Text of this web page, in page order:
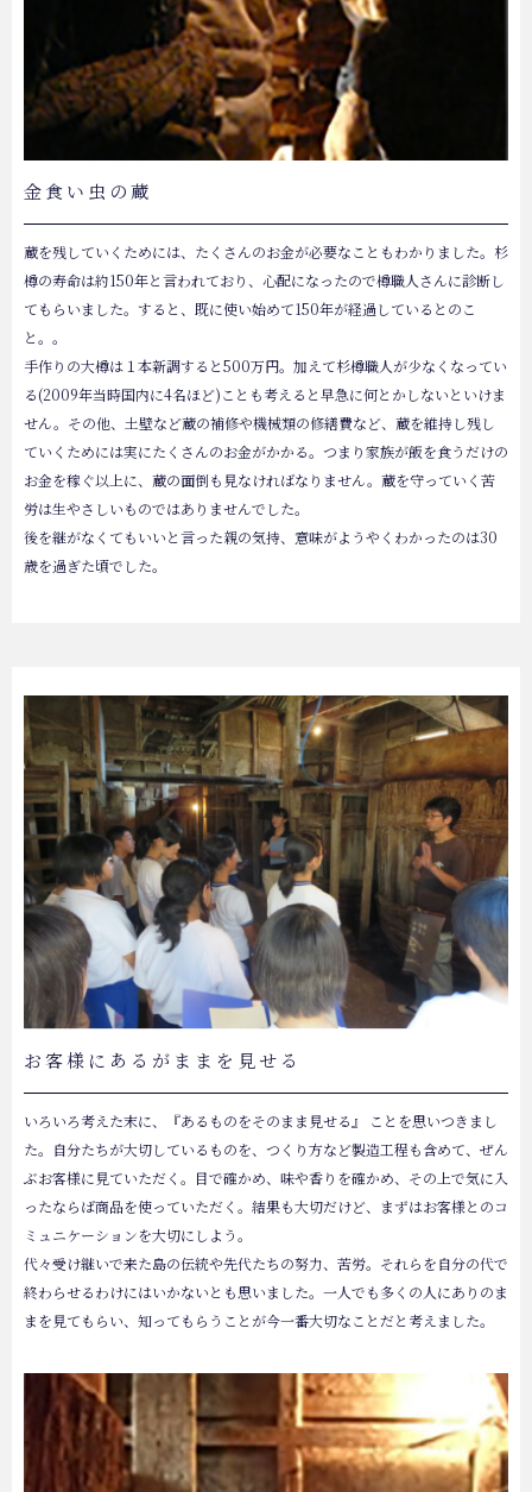
金食い虫の蔵
蔵を残していくためには、たくさんのお金が必要なこともわかりました。杉
樽の寿命は約150年と言われており、心配になったので樽職人さんに診断し
てもらいました。すると、既に使い始めて150年が経過しているとのこ
と。。
手作りの大樽は１本新調すると500万円。加えて杉樽職人が少なくなってい
る(2009年当時国内に4名ほど)ことも考えると早急に何とかしないといけま
せん。その他、土壁など蔵の補修や機械類の修繕費など、蔵を維持し残し
ていくためには実にたくさんのお金がかかる。つまり家族が飯を食うだけの
お金を稼ぐ以上に、蔵の面倒も見なければなりません。蔵を守っていく苦
労は生やさしいものではありませんでした。
後を継がなくてもいいと言った親の気持、意味がようやくわかったのは30
歳を過ぎた頃でした。
お客様にあるがままを見せる
いろいろ考えた末に、『あるものをそのまま見せる』 ことを思いつきまし
た。自分たちが大切しているものを、つくり方など製造工程も含めて、ぜん
ぶお客様に見ていただく。目で確かめ、味や香りを確かめ、その上で気に入
ったならば商品を使っていただく。結果も大切だけど、まずはお客様とのコ
ミュニケーションを大切にしよう。
代々受け継いで来た島の伝統や先代たちの努力、苦労。それらを自分の代で
終わらせるわけにはいかないとも思いました。一人でも多くの人にありのま
まを見てもらい、知ってもらうことが今一番大切なことだと考えました。